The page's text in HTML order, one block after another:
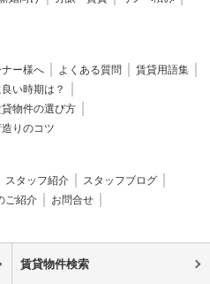
ー様へ よくある質問
賃貸用語集
い時期は？
貸物件の選び方
りのコツ
スタッフ紹介
スタッフブログ
ご紹介
お問合せ
賃貸物件検索